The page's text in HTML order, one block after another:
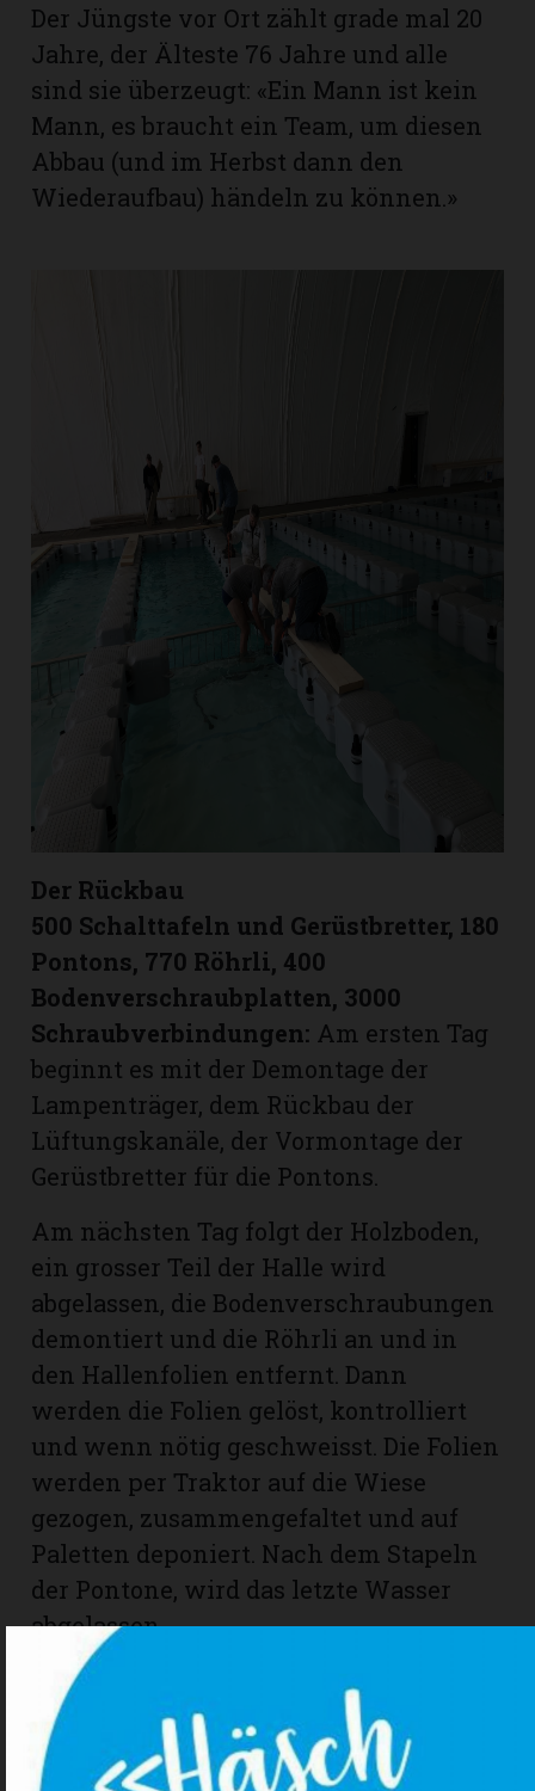
Der Jüngste vor Ort zählt grade mal 20
Jahre, der Älteste 76 Jahre und alle
sind sie überzeugt: «Ein Mann ist kein
Mann, es braucht ein Team, um diesen
Abbau (und im Herbst dann den
Wiederaufbau) händeln zu können.»
Der Rückbau
500 Schalttafeln und Gerüstbretter, 180
Pontons, 770 Röhrli, 400
Bodenverschraubplatten, 3000
Schraubverbindungen: Am ersten Tag
beginnt es mit der Demontage der
Lampenträger, dem Rückbau der
Lüftungskanäle, der Vormontage der
Gerüstbretter für die Pontons.
Am nächsten Tag folgt der Holzboden,
ein grosser Teil der Halle wird
abgelassen, die Bodenverschraubungen
demontiert und die Röhrli an und in
den Hallenfolien entfernt. Dann
werden die Folien gelöst, kontrolliert
und wenn nötig geschweisst. Die Folien
werden per Traktor auf die Wiese
gezogen, zusammengefaltet und auf
Paletten deponiert. Nach dem Stapeln
der Pontone, wird das letzte Wasser
abgelassen.